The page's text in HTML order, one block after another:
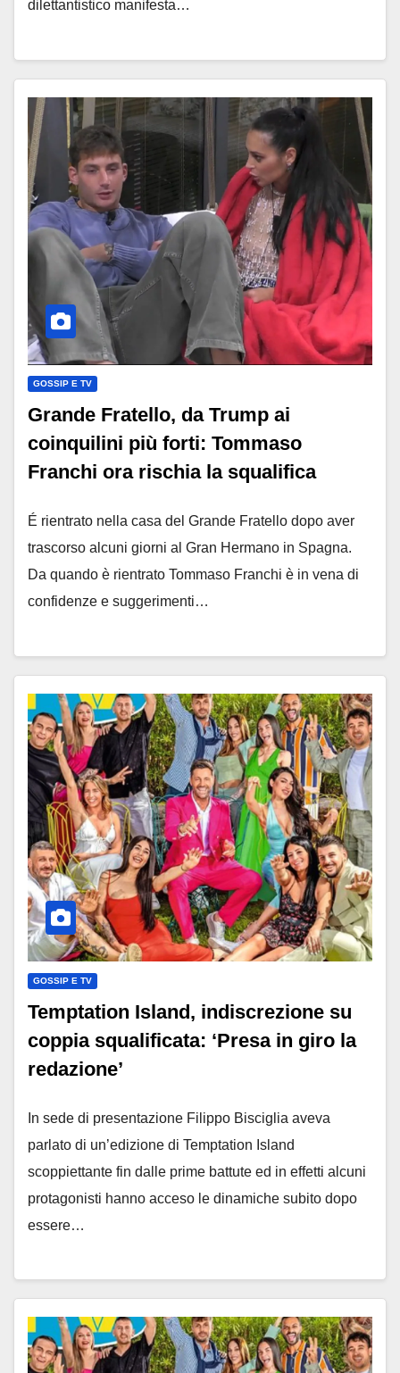
dilettantistico manifesta…
GOSSIP E TV
Grande Fratello, da Trump ai
coinquilini più forti: Tommaso
Franchi ora rischia la squalifica
É rientrato nella casa del Grande Fratello dopo aver
trascorso alcuni giorni al Gran Hermano in Spagna.
Da quando è rientrato Tommaso Franchi è in vena di
confidenze e suggerimenti…
GOSSIP E TV
Temptation Island, indiscrezione su
coppia squalificata: ‘Presa in giro la
redazione’
In sede di presentazione Filippo Bisciglia aveva
parlato di un’edizione di Temptation Island
scoppiettante fin dalle prime battute ed in effetti alcuni
protagonisti hanno acceso le dinamiche subito dopo
essere…